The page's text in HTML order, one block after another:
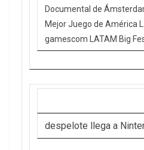
Documental de
Mejor Juego de América
gamescom LATAM Big
despelote llega a